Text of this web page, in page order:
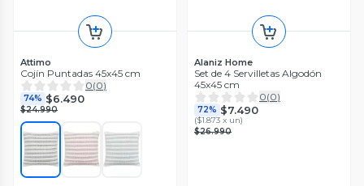
Attimo
Cojín Puntadas 45x45 cm
0(0)
74% $6.490
$24.990
Alaniz Home
Set de 4 Servilletas Algodón
45x45 cm
0(0)
72% $7.490
($1.873 x un)
$26.990